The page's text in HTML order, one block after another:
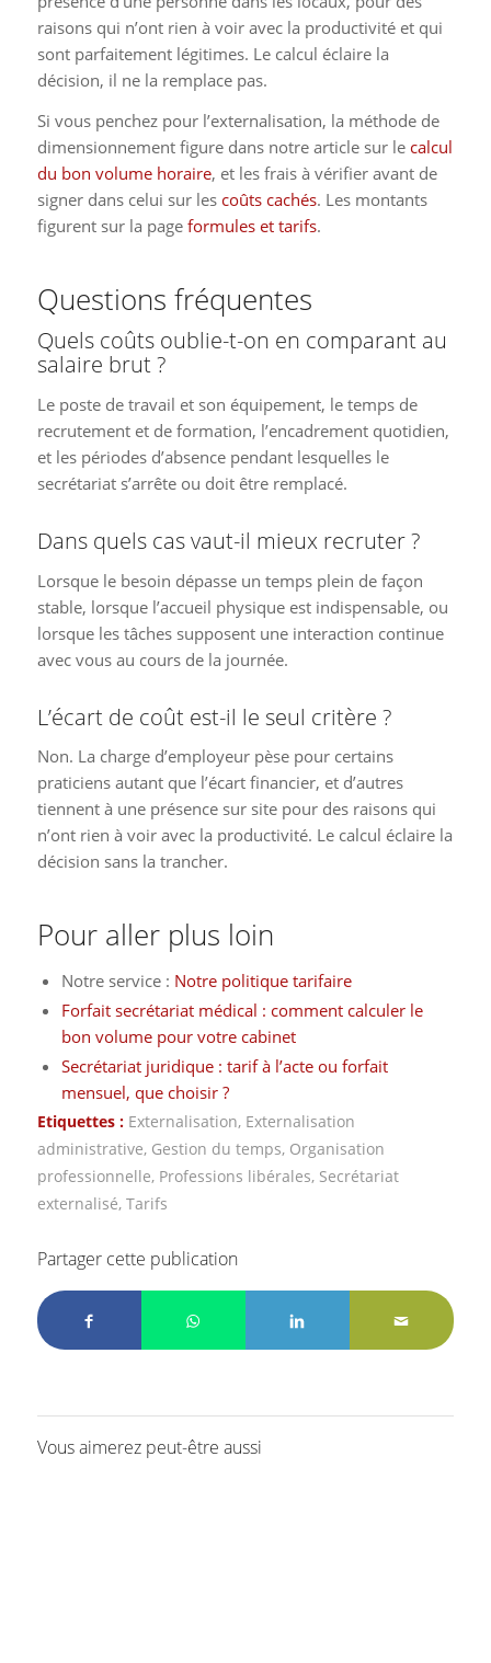
raisons qui n’ont rien à voir avec la productivité et qui
sont parfaitement légitimes. Le calcul éclaire la
décision, il ne la remplace pas.
Si vous penchez pour l’externalisation, la méthode de
dimensionnement figure dans notre article sur le calcul
du bon volume horaire, et les frais à vérifier avant de
signer dans celui sur les coûts cachés. Les montants
figurent sur la page formules et tarifs.
Questions fréquentes
Quels coûts oublie-t-on en comparant au
salaire brut ?
Le poste de travail et son équipement, le temps de
recrutement et de formation, l’encadrement quotidien,
et les périodes d’absence pendant lesquelles le
secrétariat s’arrête ou doit être remplacé.
Dans quels cas vaut-il mieux recruter ?
Lorsque le besoin dépasse un temps plein de façon
stable, lorsque l’accueil physique est indispensable, ou
lorsque les tâches supposent une interaction continue
avec vous au cours de la journée.
L’écart de coût est-il le seul critère ?
Non. La charge d’employeur pèse pour certains
praticiens autant que l’écart financier, et d’autres
tiennent à une présence sur site pour des raisons qui
n’ont rien à voir avec la productivité. Le calcul éclaire la
décision sans la trancher.
Pour aller plus loin
Notre service : Notre politique tarifaire
Forfait secrétariat médical : comment calculer le
bon volume pour votre cabinet
Secrétariat juridique : tarif à l’acte ou forfait
mensuel, que choisir ?
Etiquettes : Externalisation, Externalisation
administrative, Gestion du temps, Organisation
professionnelle, Professions libérales, Secrétariat
externalisé, Tarifs
Partager cette publication
Vous aimerez peut-être aussi